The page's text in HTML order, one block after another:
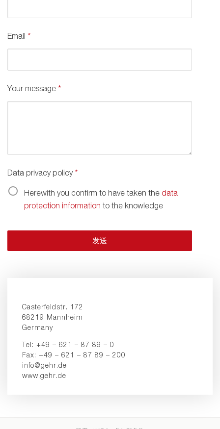
Email *
Your message *
Data privacy policy *
Herewith you confirm to have taken the data
protection information to the knowledge
发送
Casterfeldstr. 172
68219 Mannheim
Germany
Tel: +49 – 621 – 87 89 – 0
Fax: +49 – 621 – 87 89 – 200
info@gehr.de
www.gehr.de